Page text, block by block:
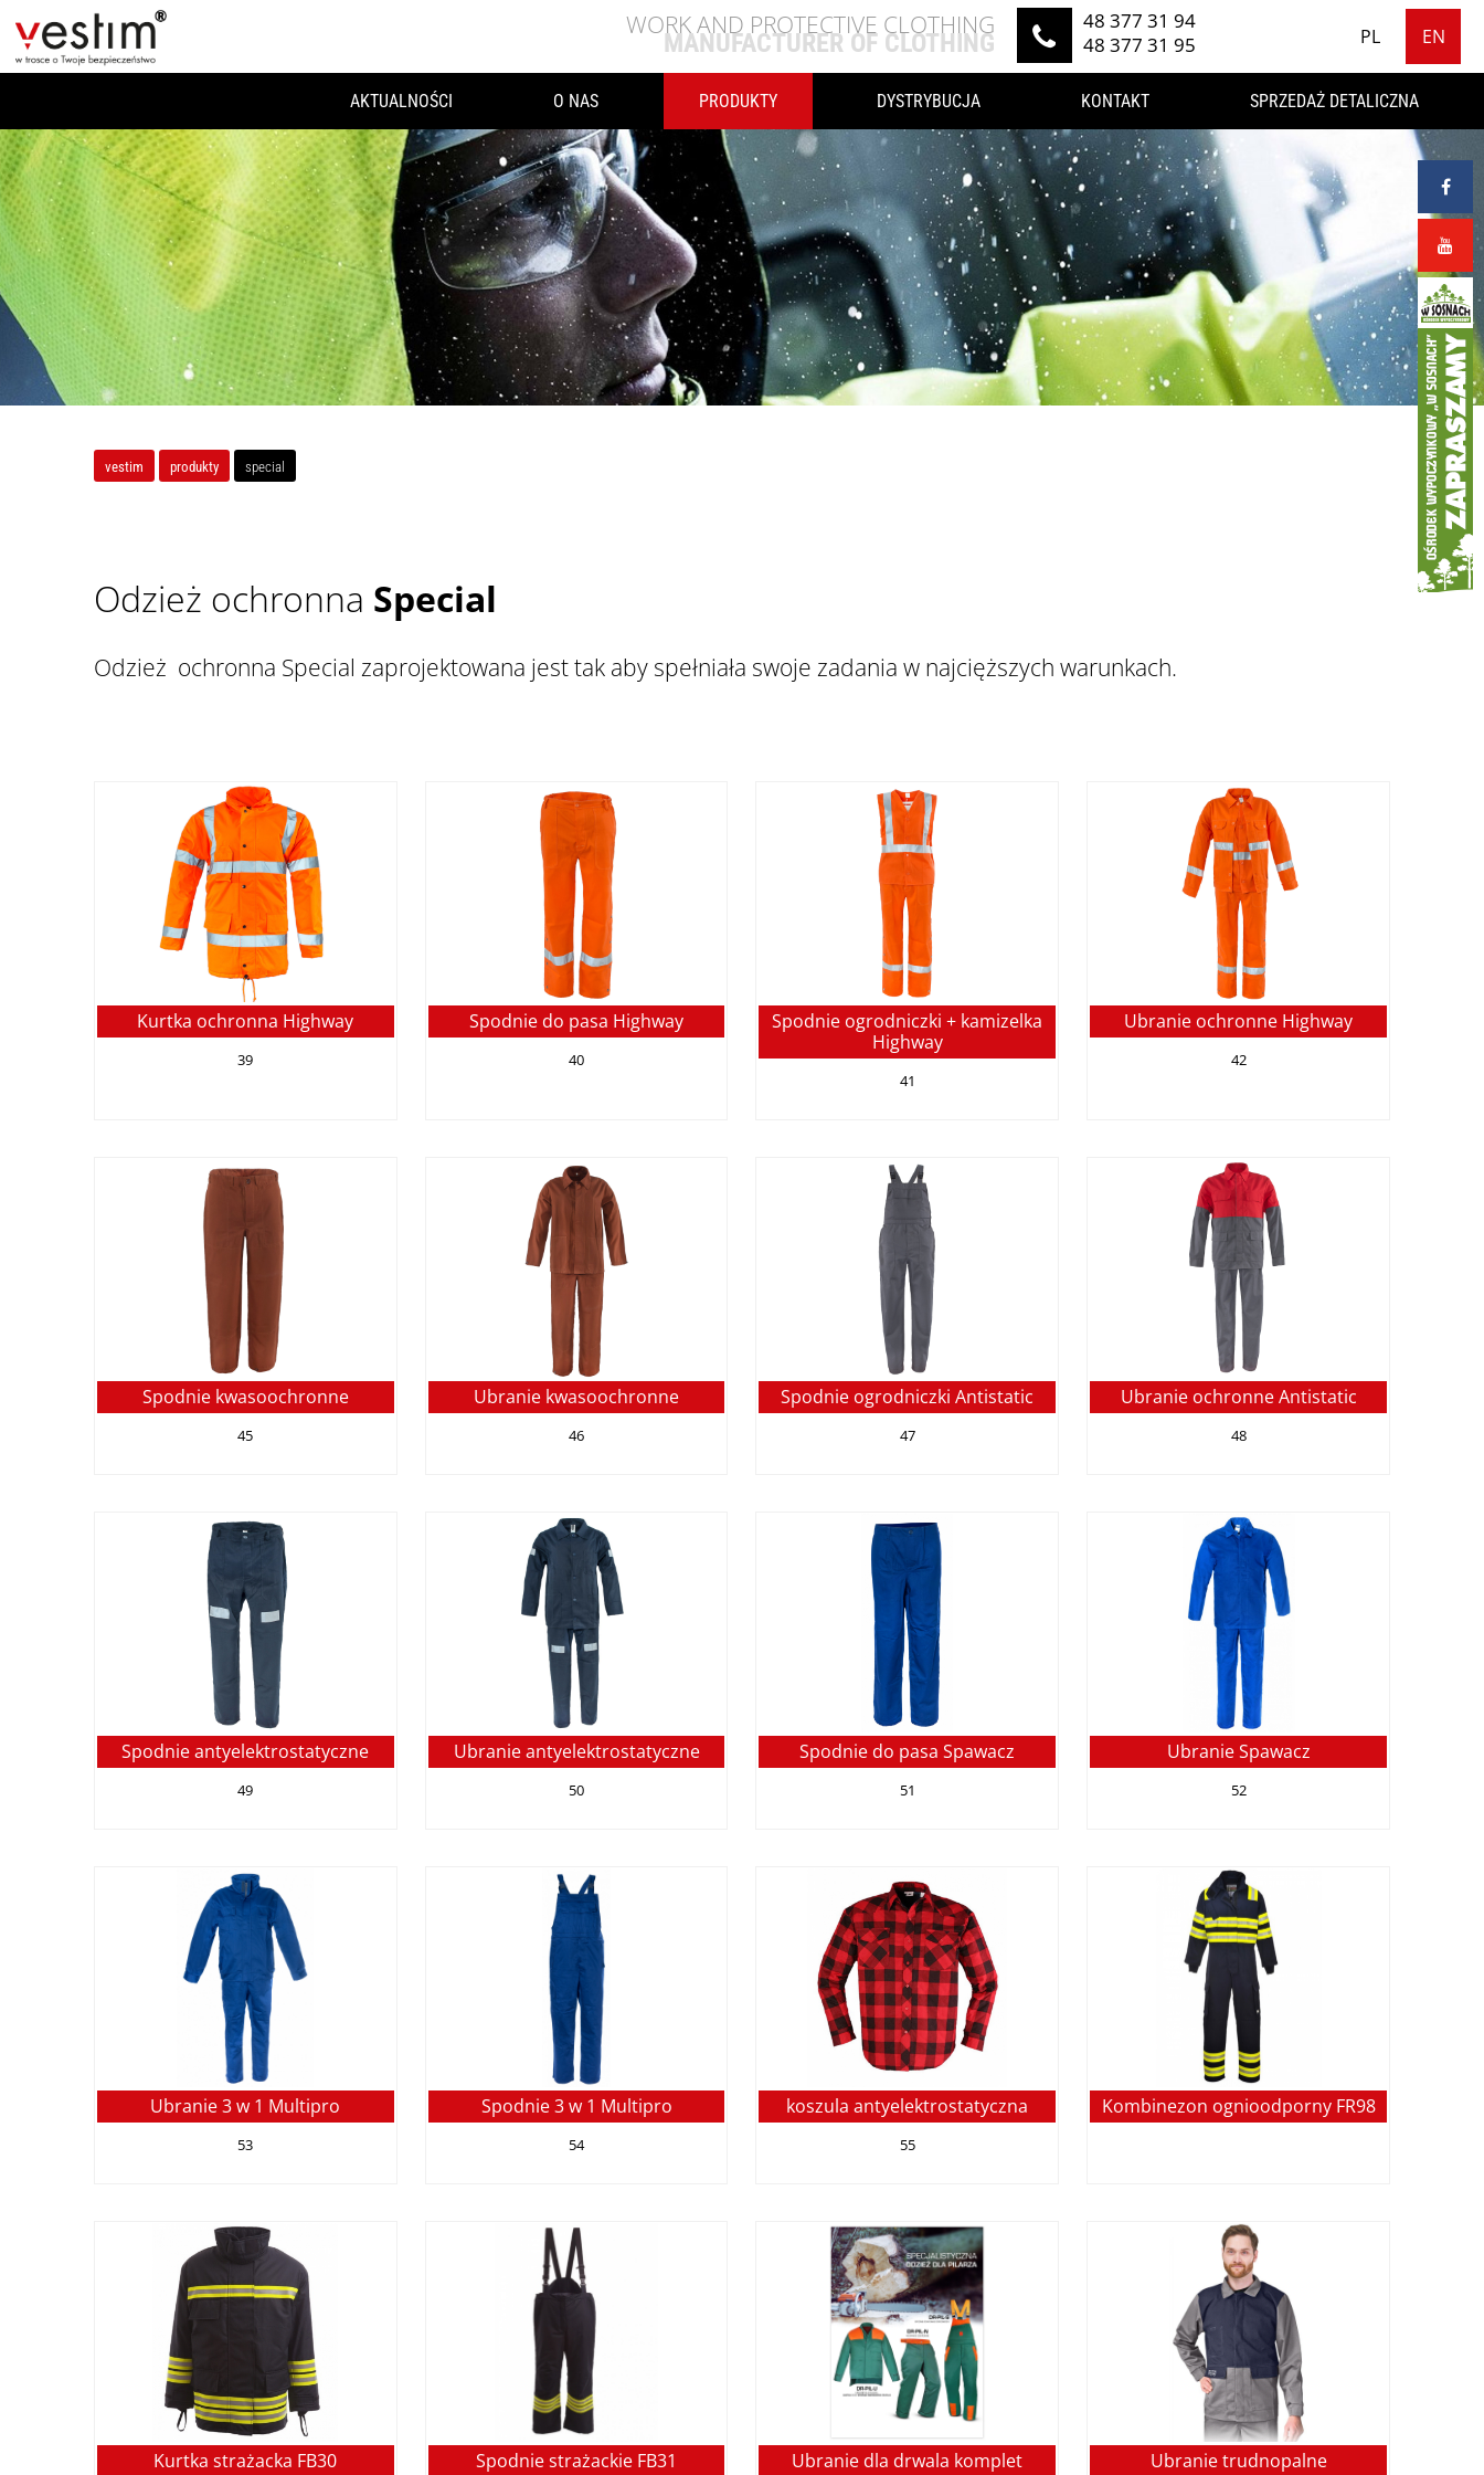
WORK AND PROTECTIVE CLOTHING
MANUFACTURER OF CLOTHING
48 377 31 94
48 377 31 95
PL EN
AKTUALNOŚCI O NAS PRODUKTY DYSTRYBUCJA KONTAKT SPRZEDAŻ DETALICZNA
vestim produkty special
Odzież ochronna Special
Odzież ochronna Special zaprojektowana jest tak aby spełniała swoje zadania w najcięższych warunkach.
Kurtka ochronna Highway
39
Spodnie do pasa Highway
40
Spodnie ogrodniczki + kamizelka
Highway
41
Ubranie ochronne Highway
42
Spodnie kwasoochronne
45
Ubranie kwasoochronne
46
Spodnie ogrodniczki Antistatic
47
Ubranie ochronne Antistatic
48
Spodnie antyelektrostatyczne
49
Ubranie antyelektrostatyczne
50
Spodnie do pasa Spawacz
51
Ubranie Spawacz
52
Ubranie 3 w 1 Multipro
53
Spodnie 3 w 1 Multipro
54
koszula antyelektrostatyczna
55
Kombinezon ognioodporny FR98
Kurtka strażacka FB30 Spodnie strażackie FB31 Ubranie dla drwala komplet Ubranie trudnopalne